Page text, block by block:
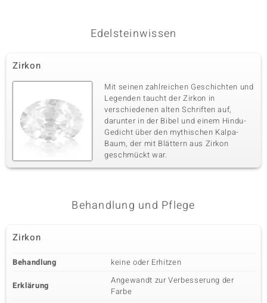
Edelsteinwissen
Zirkon
Mit seinen zahlreichen Geschichten und
Legenden taucht der Zirkon in
verschiedenen alten Schriften auf,
darunter in der Bibel und einem Hindu-
Gedicht über den mythischen Kalpa-
Baum, der mit Blättern aus Zirkon
geschmückt war.
Behandlung und Pflege
Zirkon
Behandlung keine oder Erhitzen
Erklärung
Angewandt zur Verbesserung der
Farbe